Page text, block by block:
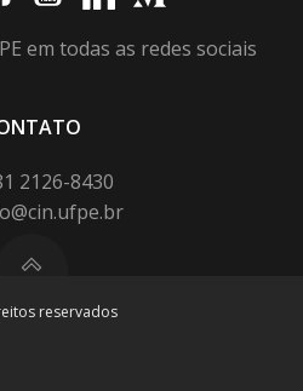
em todas as redes sociais
2126-8430
reservados